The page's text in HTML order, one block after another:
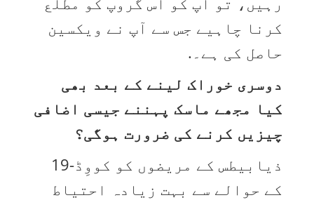
کرنا چاہیے جس سے آپ نے ویکسین
حاصل کی ہے۔.
دوسری خوراک لینے کے بعد بھی
کیا مجھے ماسک پہننے جیسی اضافی
چیزیں کرنے کی ضرورت ہوگی؟
ذیابیطس کے مریضوں کو کووِڈ-19
کے حوالے سے بہت زیادہ احتیاط